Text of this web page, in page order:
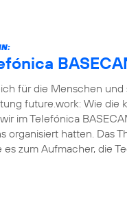
für die Menschen und
future.work: Wie die
im Telefónica
organisiert hatten. Das
zum Aufmacher, die